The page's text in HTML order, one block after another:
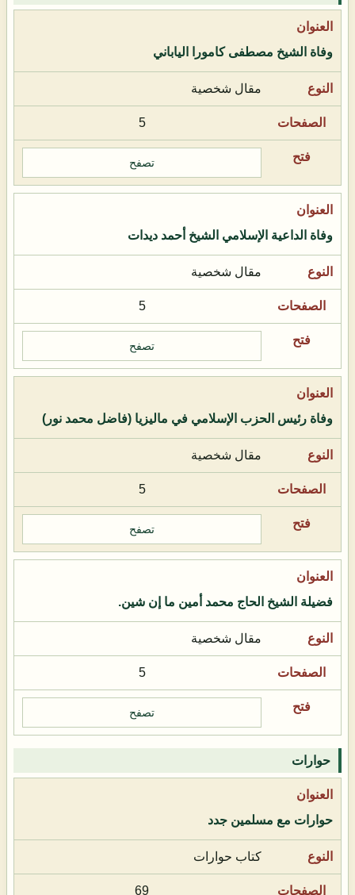
وفاة الشيخ مصطفى كامورا الياباني
مقال شخصية
5
تصفح
وفاة الداعية الإسلامي الشيخ أحمد ديدات
مقال شخصية
5
تصفح
وفاة رئيس الحزب الإسلامي في ماليزيا (فاضل محمد نور)
مقال شخصية
5
تصفح
فضيلة الشيخ الحاج محمد أمين ما إن شين.
مقال شخصية
5
تصفح
حوارات
حوارات مع مسلمين جدد
كتاب حوارات
69